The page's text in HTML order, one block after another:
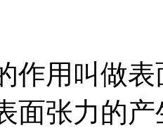
作用叫做
面张力的